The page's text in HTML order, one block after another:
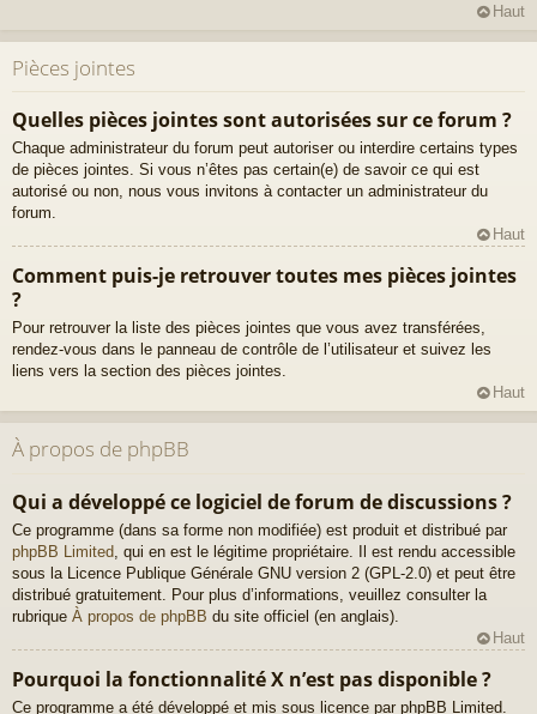
Haut
Pièces jointes
Quelles pièces jointes sont autorisées sur ce forum ?
Chaque administrateur du forum peut autoriser ou interdire certains types
de pièces jointes. Si vous n’êtes pas certain(e) de savoir ce qui est
autorisé ou non, nous vous invitons à contacter un administrateur du
forum.
Haut
Comment puis-je retrouver toutes mes pièces jointes
?
Pour retrouver la liste des pièces jointes que vous avez transférées,
rendez-vous dans le panneau de contrôle de l’utilisateur et suivez les
liens vers la section des pièces jointes.
Haut
À propos de phpBB
Qui a développé ce logiciel de forum de discussions ?
Ce programme (dans sa forme non modifiée) est produit et distribué par
phpBB Limited , qui en est le légitime propriétaire. Il est rendu accessible
sous la Licence Publique Générale GNU version 2 (GPL-2.0) et peut être
distribué gratuitement. Pour plus d’informations, veuillez consulter la
rubrique À propos de phpBB du site officiel (en anglais).
Haut
Pourquoi la fonctionnalité X n’est pas disponible ?
Ce programme a été développé et mis sous licence par phpBB Limited.